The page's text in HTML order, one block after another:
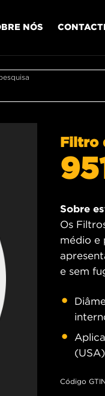
NÓS
Filtro
Sobre
Os
médio e
e sem
Código